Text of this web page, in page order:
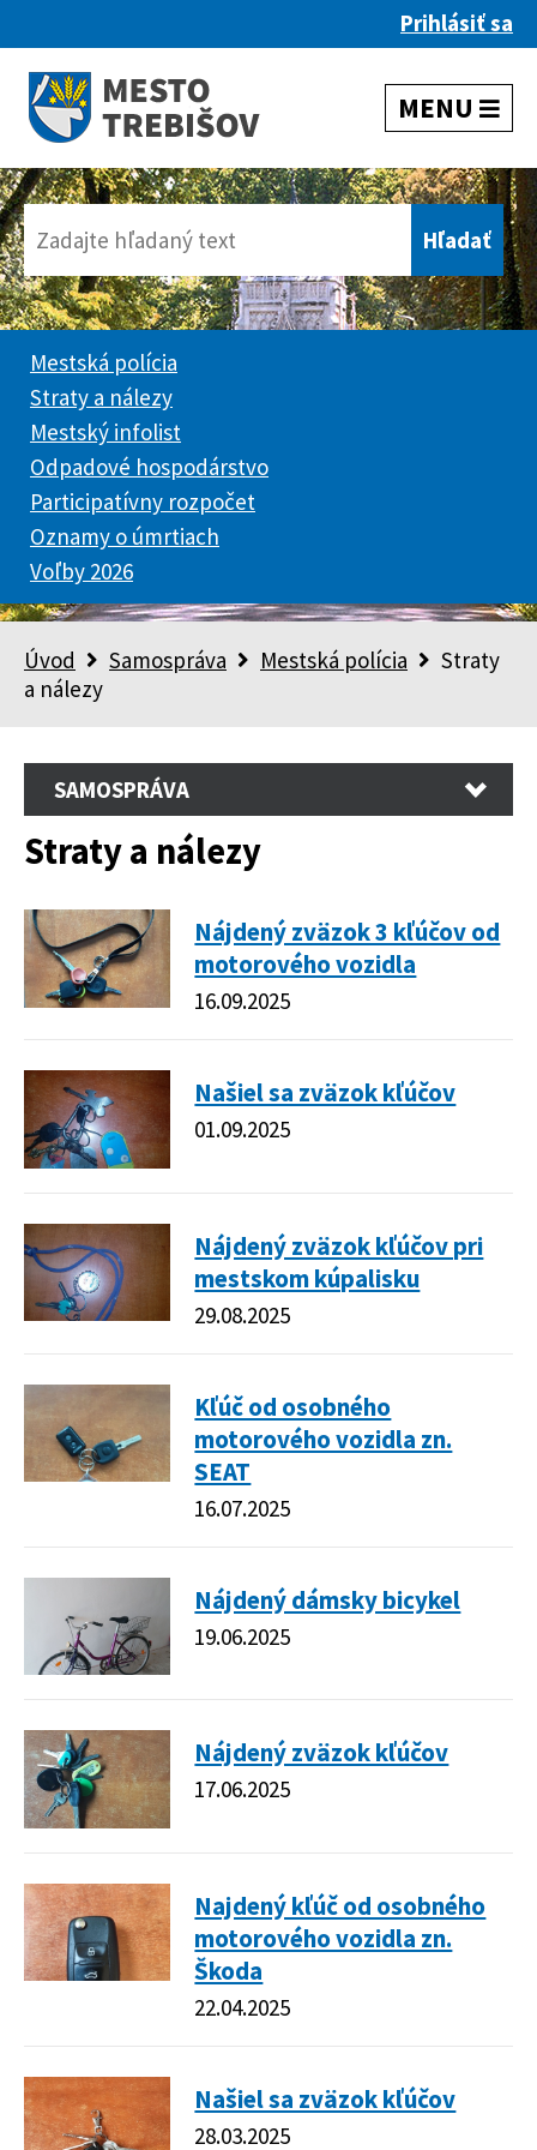
Prihlásiť sa
Mestská polícia
Straty a nálezy
Mestský infolist
Odpadové hospodárstvo
Participatívny rozpočet
Oznamy o úmrtiach
Voľby 2026
Úvod Samospráva Mestská polícia
Straty
a nálezy
SAMOSPRÁVA
Straty a nálezy
Nájdený zväzok 3 kľúčov od
motorového vozidla
16.09.2025
Našiel sa zväzok kľúčov
01.09.2025
Nájdený zväzok kľúčov pri
mestskom kúpalisku
29.08.2025
Kľúč od osobného
motorového vozidla zn.
SEAT
16.07.2025
Nájdený dámsky bicykel
19.06.2025
Nájdený zväzok kľúčov
17.06.2025
Najdený kľúč od osobného
motorového vozidla zn.
Škoda
22.04.2025
Našiel sa zväzok kľúčov
28.03.2025